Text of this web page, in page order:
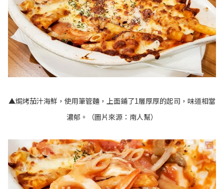
​​​​​​​▲焗烤茄汁海鮮，使用筆管麵，上面鋪了1層厚厚的起司，味道相當
濃郁。（圖片來源：南人幫）